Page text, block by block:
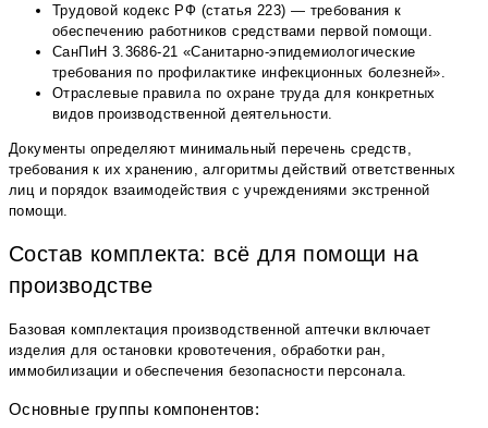
Трудовой кодекс РФ (статья 223) — требования к
обеспечению работников средствами первой помощи.
СанПиН 3.3686-21 «Санитарно-эпидемиологические
требования по профилактике инфекционных болезней».
Отраслевые правила по охране труда для конкретных
видов производственной деятельности.
Документы определяют минимальный перечень средств,
требования к их хранению, алгоритмы действий ответственных
лиц и порядок взаимодействия с учреждениями экстренной
помощи.
Состав комплекта: всё для помощи на
производстве
Базовая комплектация производственной аптечки включает
изделия для остановки кровотечения, обработки ран,
иммобилизации и обеспечения безопасности персонала.
Основные группы компонентов: